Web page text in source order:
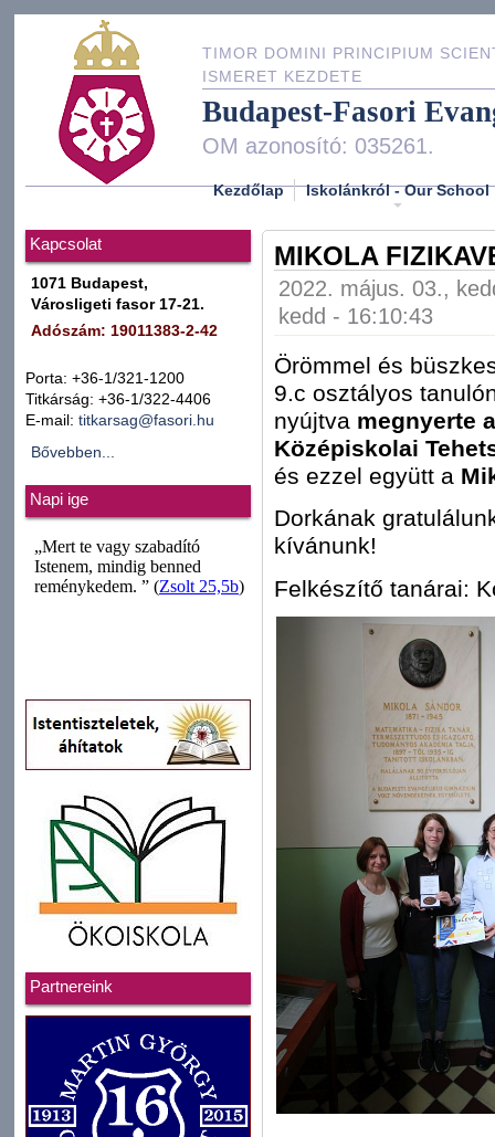
TIMOR DOMINI PRINCIPIUM
ISMERET KEZDETE
Budapest-Fasori
OM azonosító: 035261.
Kezdőlap Iskolánkról - Our School
Kapcsolat
1071 Budapest,
Városligeti fasor 17-21.
Adószám: 19011383-2-42
Porta: +36-1/321-1200
Titkárság: +36-1/322-4406
E-mail: titkarsag@fasori.hu
Bővebben...
Napi ige
Partnereink
MIKOLA
2022. május. 03.,
kedd - 16:10:43
Örömmel és
9.c osztályos
nyújtva megnyerte
Középiskolai
és ezzel együtt a
Dorkának
kívánunk!
Felkészítő tanárai: